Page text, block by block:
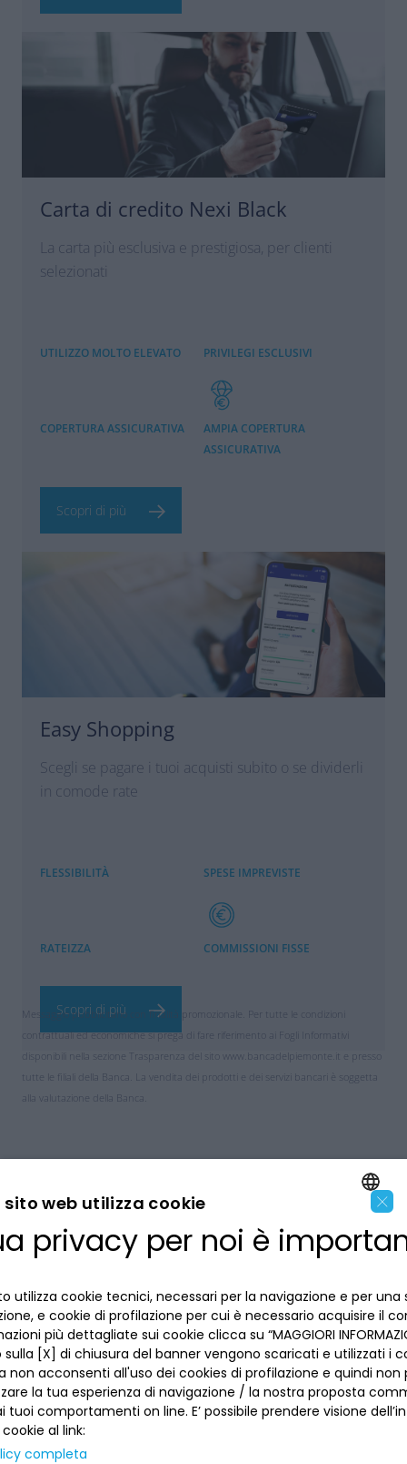
Carta di credito Nexi Black
La carta più esclusiva e prestigiosa, per clienti
selezionati
UTILIZZO MOLTO ELEVATO PRIVILEGI ESCLUSIVI
COPERTURA ASSICURATIVA
AMPIA COPERTURA
ASSICURATIVA
Scopri di più
Easy Shopping
Scegli se pagare i tuoi acquisti subito o se dividerli
in comode rate
FLESSIBILITÀ SPESE IMPREVISTE
RATEIZZA COMMISSIONI FISSE
Scopri di più
Messaggio pubblicitario con finalità promozionale. Per tutte le condizioni
contrattuali ed economiche si prega di fare riferimento ai Fogli Informativi
disponibili nella sezione Trasparenza del sito www.bancadelpiemonte.it e presso
tutte le filiali della Banca. La vendita dei prodotti e dei servizi bancari è soggetta
alla valutazione della Banca.
LA BANCA
Dove siamo
Lavora con noi
Reclami
Numeri utili
INFORMAZIONI PER IL CLIENTE
Privacy
La tua scelta sui cookies
Informativa al pubblico
Sepa
Sicurezza
ACCESSIBILITÀ E APP
SEGUICI SUI SOCIAL
ENGLISH
×
sito web utilizza cookie
privacy per noi è
utilizza cookie tecnici, necessari per la navigazione e per una
e cookie di profilazione per cui è necessario acquisire il
più dettagliate sui cookie clicca su “MAGGIORI
[X] di chiusura del banner vengono scaricati e utilizzati i
non acconsenti all'uso dei cookies di profilazione e quindi non
la tua esperienza di navigazione / la nostra proposta
tuoi comportamenti on line. E’ possibile prendere visione
al link:
completa